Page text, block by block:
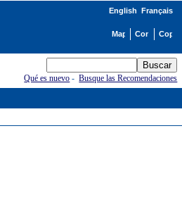
English Français
Qué es nuevo -Busque las Recomendaciones